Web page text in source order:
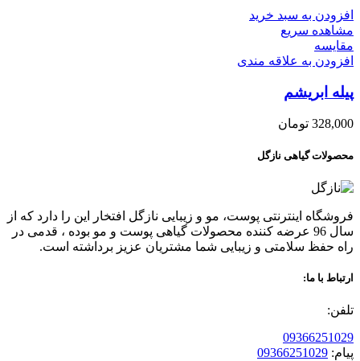
افزودن به سبد خرید
مشاهده سریع
مقایسه
افزودن به علاقه مندی
پیله ابریشم
328,000 تومان
محصولات گیاهی نازگل
فروشگاه اینترنتی پوست، مو و زیبایی نازگل افتخار این را دارد که از
سال 96 عرضه کننده محصولات گیاهی پوست و مو بوده ، قدمی در
راه حفظ سلامتی و زیبایی شما مشتریان عزیز برداشته است.
ارتباط با ما:
تلفن:
09366251029
پیام: 09366251029